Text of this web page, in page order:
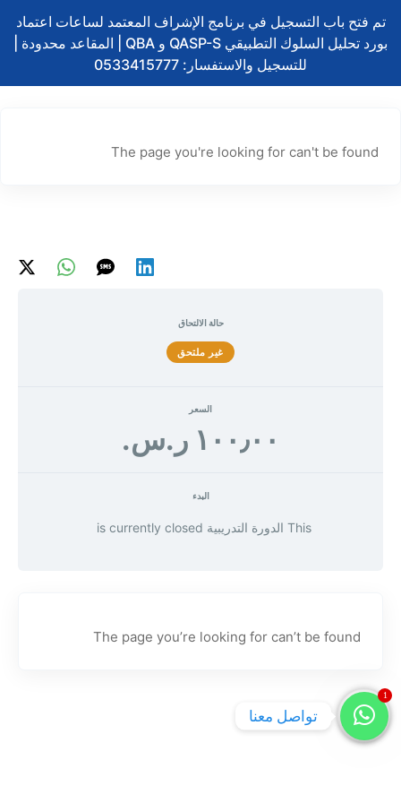
إلى
المحتوى
تم فتح باب التسجيل في برنامج الإشراف المعتمد لساعات اعتماد
بورد تحليل السلوك التطبيقي QASP-S و QBA | المقاعد محدودة |
للتسجيل والاستفسار: 0533415777
The page you're looking for can't be found
حالة الالتحاق
غير ملتحق
السعر
البدء
This الدورة التدريبية is currently closed
The page you’re looking for can’t be found
1
تواصل معنا